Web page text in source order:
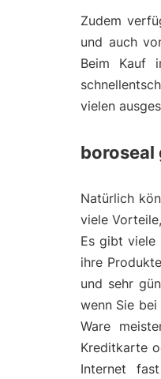
Zudem
und auch
Beim Kauf
vielen
boroseal
Natürlich
viele
Es gibt viele
ihre
und sehr
wenn Sie
Ware
Kreditkarte
Internet